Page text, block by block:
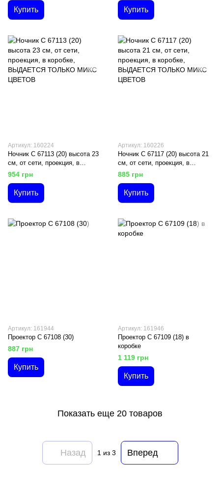
подвижные элементы
Купить
колесо свободного движения
Купить
Артикул: 160224
Ночник C 67113 (20) высота 23
см, от сети, проекция, в
коробке, ВЫДАЕТСЯ ТОЛЬКО
МИКС ЦВЕТОВ
954 грн
Купить
Артикул: 160226
Ночник C 67117 (20) высота 21
см, от сети, проекция, в
коробке, ВЫДАЕТСЯ ТОЛЬКО
МИКС ЦВЕТОВ
885 грн
Купить
Артикул: 161944
Проектор C 67108 (30)
887 грн
Купить
Артикул: 161946
Проектор C 67109 (18) в
коробке
1 119 грн
Купить
Показать еще 20 товаров
Назад 1 из 3 Вперед